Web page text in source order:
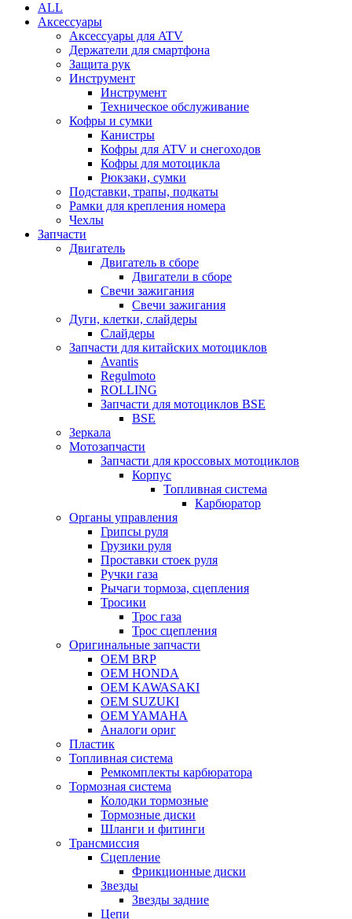
ALL
Аксессуары
Аксессуары для ATV
Держатели для смартфона
Защита рук
Инструмент
Инструмент
Техническое обслуживание
Кофры и сумки
Канистры
Кофры для ATV и снегоходов
Кофры для мотоцикла
Рюкзаки, сумки
Подставки, трапы, подкаты
Рамки для крепления номера
Чехлы
Запчасти
Двигатель
Двигатель в сборе
Двигатели в сборе
Свечи зажигания
Свечи зажигания
Дуги, клетки, слайдеры
Слайдеры
Запчасти для китайских мотоциклов
Avantis
Regulmoto
ROLLING
Запчасти для мотоциклов BSE
BSE
Зеркала
Мотозапчасти
Запчасти для кроссовых мотоциклов
Корпус
Топливная система
Карбюратор
Органы управления
Грипсы руля
Грузики руля
Проставки стоек руля
Ручки газа
Рычаги тормоза, сцепления
Тросики
Трос газа
Трос сцепления
Оригинальные запчасти
OEM BRP
OEM HONDA
OEM KAWASAKI
OEM SUZUKI
OEM YAMAHA
Аналоги ориг
Пластик
Топливная система
Ремкомплекты карбюратора
Тормозная система
Колодки тормозные
Тормозные диски
Шланги и фитинги
Трансмиссия
Cцепление
Фрикционные диски
Звезды
Звезды задние
Цепи